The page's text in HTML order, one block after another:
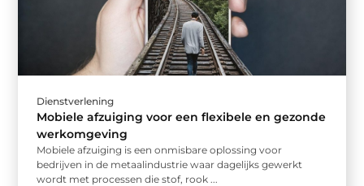
Dienstverlening
Mobiele afzuiging voor een flexibele en gezonde
werkomgeving
Mobiele afzuiging is een onmisbare oplossing voor
bedrijven in de metaalindustrie waar dagelijks gewerkt
wordt met processen die stof, rook ...